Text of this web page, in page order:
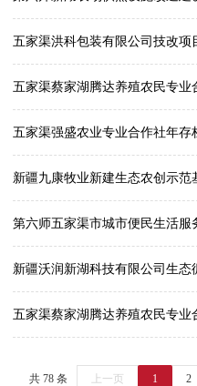
共 78 条 上一页 1 2